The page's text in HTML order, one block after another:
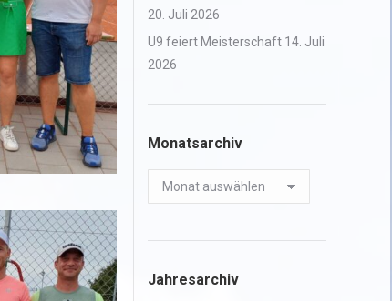
20. Juli 2026
U9 feiert Meisterschaft 14. Juli
2026
Monatsarchiv
Monatsarchiv
Jahresarchiv